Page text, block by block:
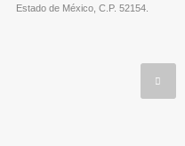
Estado de México, C.P. 52154.